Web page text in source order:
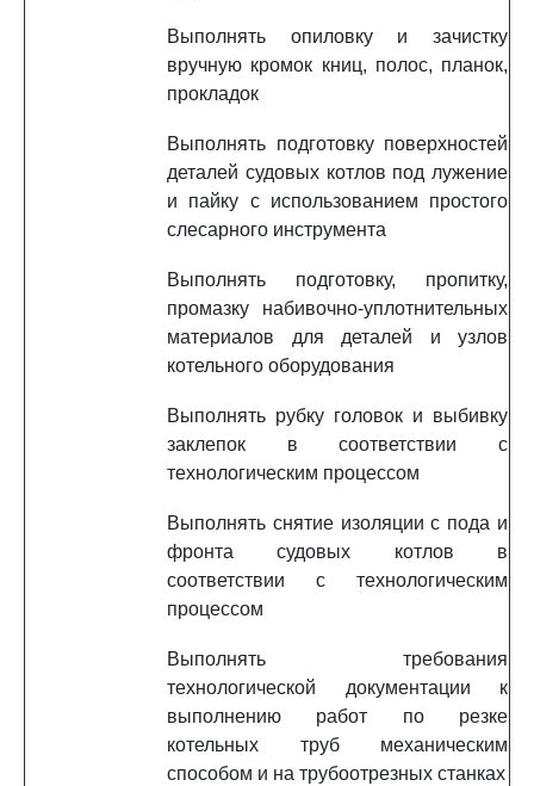
Выполнять опиловку и зачистку
вручную кромок книц, полос, планок,
прокладок
Выполнять подготовку поверхностей
деталей судовых котлов под лужение
и пайку с использованием простого
слесарного инструмента
Выполнять подготовку, пропитку,
промазку набивочно-уплотнительных
материалов для деталей и узлов
котельного оборудования
Выполнять рубку головок и выбивку
заклепок в соответствии с
технологическим процессом
Выполнять снятие изоляции с пода и
фронта судовых котлов в
соответствии с технологическим
процессом
Выполнять требования
технологической документации к
выполнению работ по резке
котельных труб механическим
способом и на трубоотрезных станках